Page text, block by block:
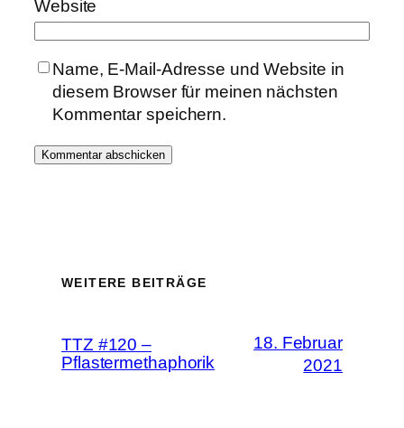
Website
Name, E-Mail-Adresse und Website in
diesem Browser für meinen nächsten
Kommentar speichern.
WEITERE BEITRÄGE
TTZ #120 –
Pflastermethaphorik
18. Februar
2021